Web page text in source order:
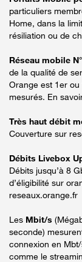
particuliers
Home, dans la
résiliation ou de
Réseau mobile
de la qualité de
Orange est 1er
mesurés. En
Très haut débit
Couverture sur
Débits Livebox
Débits jusqu’à 8
d’éligibilité sur
reseaux.orange.fr
Les Mbit/s
seconde)
connexion en
comme le